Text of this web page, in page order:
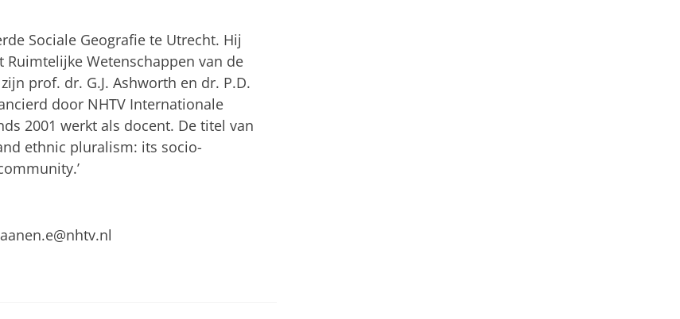
Sociale Geografie te Utrecht. Hij
Wetenschappen van de
prof. dr. G.J. Ashworth en dr. P.D.
door NHTV Internationale
2001 werkt als docent. De titel van
ethnic pluralism: its socio-